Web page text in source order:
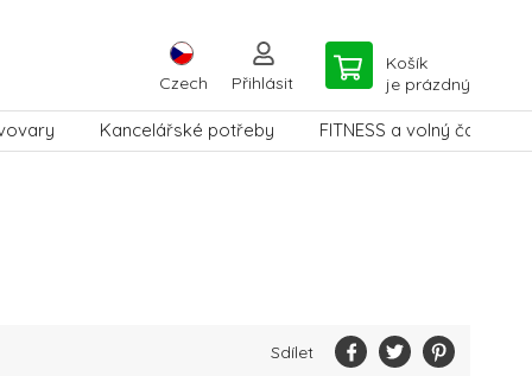
Czech Přihlásit
Košík
je prázdný
Kancelářské potřeby FITNESS a volný čas
Sdílet